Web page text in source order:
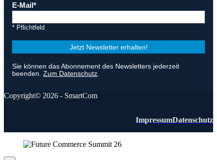
E-Mail
* Pflichtfeld
Jetzt Newsletter erhalten!
Sie können das Abonnement des Newsletters jederzeit
beenden.Zum Datenschutz
Copyright© 2026 - SmartCom
ImpressumDatenschutz